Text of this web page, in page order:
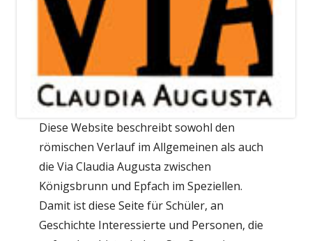
Diese Website beschreibt sowohl den
römischen Verlauf im Allgemeinen als auch
die Via Claudia Augusta zwischen
Königsbrunn und Epfach im Speziellen.
Damit ist diese Seite für Schüler, an
Geschichte Interessierte und Personen, die